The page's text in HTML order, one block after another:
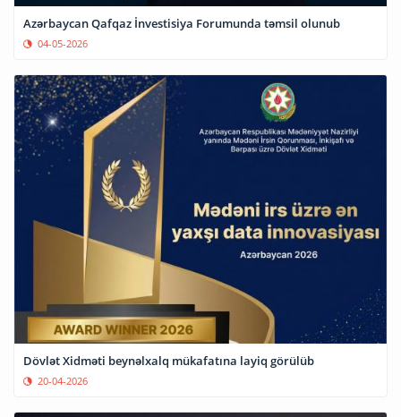
Azərbaycan Qafqaz İnvestisiya Forumunda təmsil olunub
04-05-2026
Dövlət Xidməti beynəlxalq mükafatına layiq görülüb
20-04-2026